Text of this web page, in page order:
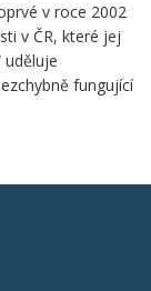
v roce 2002
v ČR, které jej
uděluje
fungující